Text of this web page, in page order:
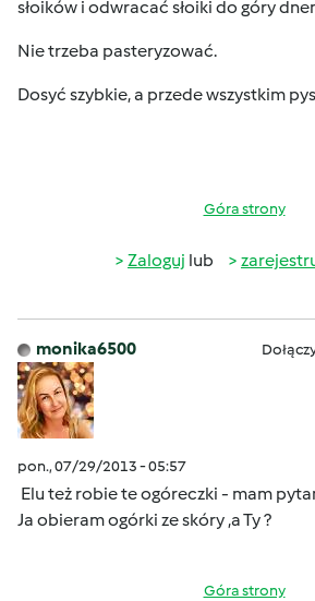
słoików i odwracać słoiki do góry
Nie trzeba pasteryzować.
Dosyć szybkie, a przede wszystkim
Góra strony
Zaloguj lub
monika6500
pon., 07/29/2013 - 05:57
Elu też robie te ogóreczki - mam
Ja obieram ogórki ze skóry ,a Ty ?
Góra strony